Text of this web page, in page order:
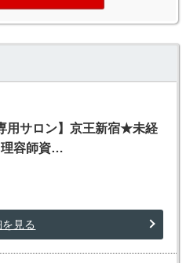
用サロン】京王新宿★未経
容師資…
見る